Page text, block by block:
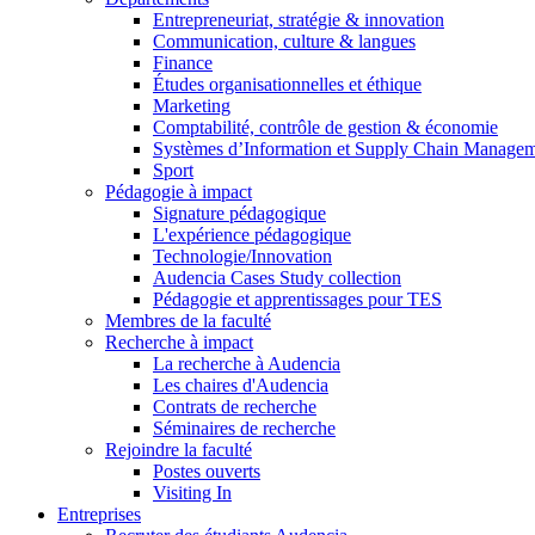
Entrepreneuriat, stratégie & innovation
Communication, culture & langues
Finance
Études organisationnelles et éthique
Marketing
Comptabilité, contrôle de gestion & économie
Systèmes d’Information et Supply Chain
Sport
Pédagogie à impact
Signature pédagogique
L'expérience pédagogique
Technologie/Innovation
Audencia Cases Study collection
Pédagogie et apprentissages pour TES
Membres de la faculté
Recherche à impact
La recherche à Audencia
Les chaires d'Audencia
Contrats de recherche
Séminaires de recherche
Rejoindre la faculté
Postes ouverts
Visiting In
Entreprises